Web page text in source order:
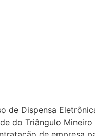
de Dispensa
do Triângulo